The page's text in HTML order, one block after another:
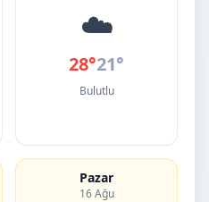
☁️
28°21°
Bulutlu
Pazar
16 Ağu